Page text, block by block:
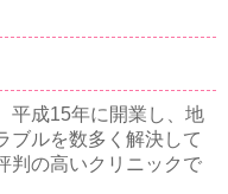
平成15年に開業し、地
ブルを数多く解決して
判の高いクリニックで